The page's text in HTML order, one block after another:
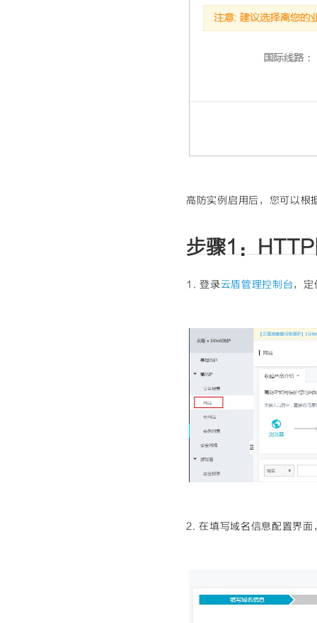
高防实例启用后，您可以根
步骤1：
1. 登录云盾管理控制台，定
2. 在填写域名信息配置界